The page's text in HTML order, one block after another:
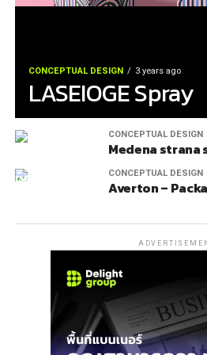
CONCEPTUAL DESIGN 3 years ago
LASEIOGE Spray
CONCEPTUAL DESIGN
Medena strana
CONCEPTUAL DESIGN
Averton –